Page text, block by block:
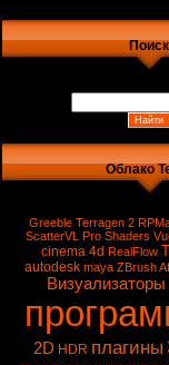
Поиск
Облако
Greeble Terragen 2
ScatterVL Pro Shaders
cinema 4d RealFlow
autodesk maya ZBrush
Визуализаторы
2D HDR плагины